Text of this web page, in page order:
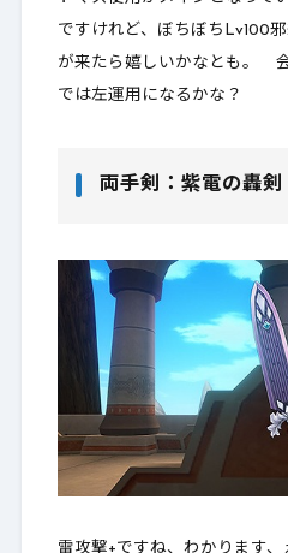
ですけれど、ぼちぼちLv100
が来たら嬉しいかなとも。
では左運用になるかな？
両手剣：紫電の轟剣
雷攻撃+ですね、わかります